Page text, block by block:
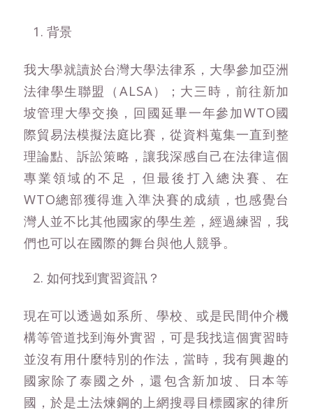
背景
我大學就讀於台灣大學法律系，大學參加亞洲
法律學生聯盟（ALSA）；大三時，前往新加
坡管理大學交換，回國延畢一年參加WTO國
際貿易法模擬法庭比賽，從資料蒐集一直到整
理論點、訴訟策略，讓我深感自己在法律這個
專業領域的不足，但最後打入總決賽、在
WTO總部獲得進入準決賽的成績，也感覺台
灣人並不比其他國家的學生差，經過練習，我
們也可以在國際的舞台與他人競爭。
如何找到實習資訊？
現在可以透過如系所、學校、或是民間仲介機
構等管道找到海外實習，可是我找這個實習時
並沒有用什麼特別的作法，當時，我有興趣的
國家除了泰國之外，還包含新加坡、日本等
國，於是土法煉鋼的上網搜尋目標國家的律所